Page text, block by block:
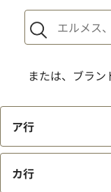
または、ブラ
ア行
カ行